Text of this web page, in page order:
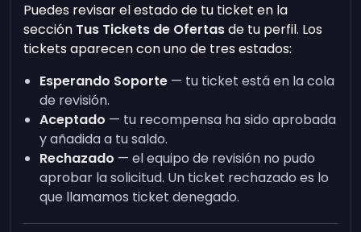
Puedes revisar el estado de tu ticket en la
sección Tus Tickets de Ofertasde tu perfil. Los
tickets aparecen con uno de tres estados:
Esperando Soporte — tu ticket está en la cola
de revisión.
Aceptado — tu recompensa ha sido aprobada
y añadida a tu saldo.
Rechazado — el equipo de revisión no pudo
aprobar la solicitud. Un ticket rechazado es lo
que llamamos ticket denegado.